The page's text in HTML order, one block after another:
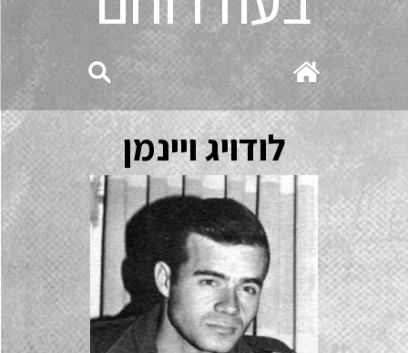
לודויג ויינמן